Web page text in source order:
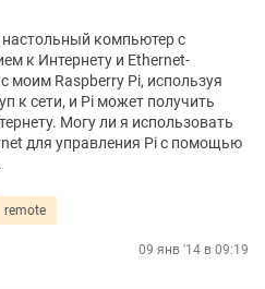
настольный компьютер с
к Интернету и Ethernet-
моим Raspberry Pi, используя
к сети, и Pi может получить
Могу ли я использовать
для управления Pi с помощью
remote
09 янв '14 в 09:19